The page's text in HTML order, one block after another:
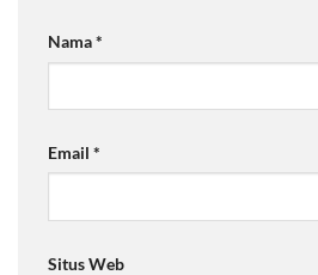
Nama*
Email *
Situs Web